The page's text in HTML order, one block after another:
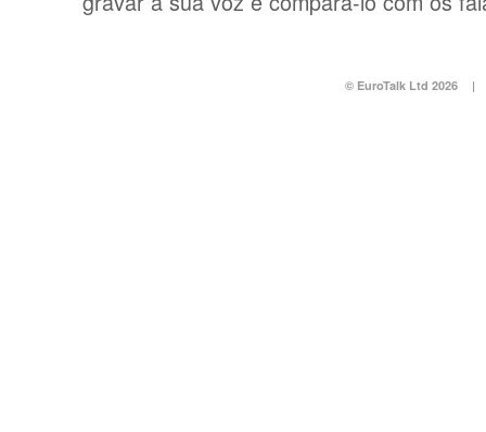
© EuroTalk Ltd 2026 |